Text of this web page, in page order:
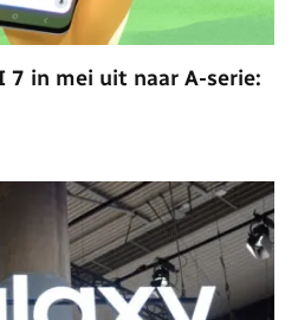
7 in mei uit naar A-serie: